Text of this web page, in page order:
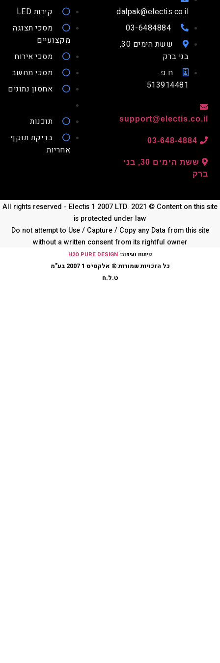
dalpak@electis.co.il
03-6484884
ששת הימים 30,
בני ברק
ח.פ.
513914481
03-648-4884
ששת הימים 30, בני
קירות LED
מסכי תצוגה
מקצועיים
מסכי אירוח
מסכי מחשב
אחסון נתונים
תוכנות
בדיקת תוקף
אחריות
All rights reserved - Electis 1 2007 LTD. 2021 © Content on
is protected under law
Do not attempt to Use / Capture / Copy any Data from this
without a written consent from its rightful owner
פיתוח ועיצוב:H2O PURE DESIGN
כל הזכויות שמורות © אלקטיס 1 2007 בע"מ